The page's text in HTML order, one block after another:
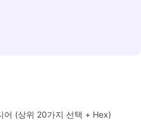
어 (상위 20가지 선택 + Hex)